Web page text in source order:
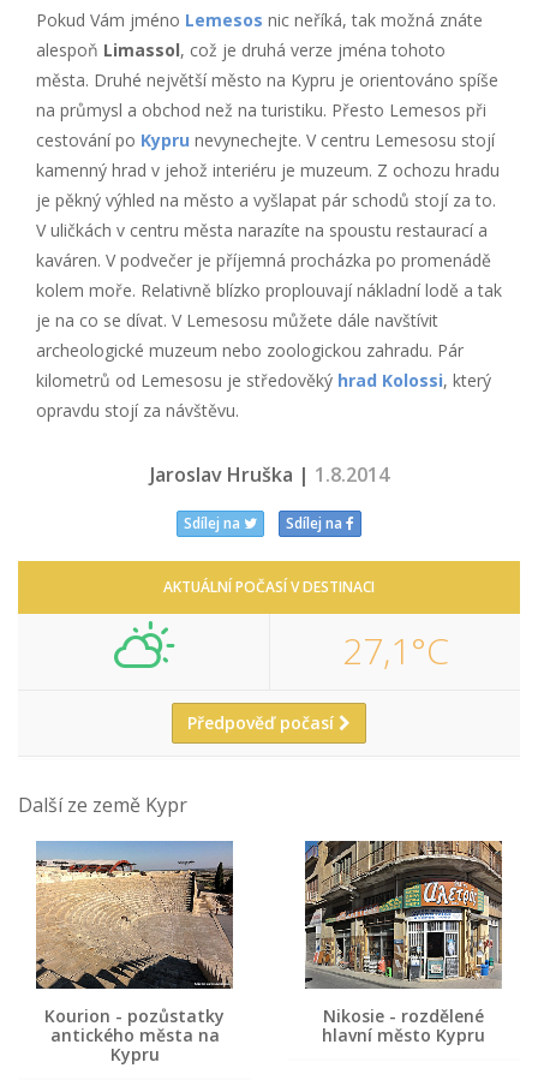
Pokud Vám jméno Lemesos nic neříká, tak možná znáte
alespoň Limassol, což je druhá verze jména tohoto
města. Druhé největší město na Kypru je orientováno spíše
na průmysl a obchod než na turistiku. Přesto Lemesos při
cestování po Kypru nevynechejte. V centru Lemesosu stojí
kamenný hrad v jehož interiéru je muzeum. Z ochozu hradu
je pěkný výhled na město a vyšlapat pár schodů stojí za to.
V uličkách v centru města narazíte na spoustu restaurací a
kaváren. V podvečer je příjemná procházka po promenádě
kolem moře. Relativně blízko proplouvají nákladní lodě a tak
je na co se dívat. V Lemesosu můžete dále navštívit
archeologické muzeum nebo zoologickou zahradu. Pár
kilometrů od Lemesosu je středověký hrad Kolossi, který
opravdu stojí za návštěvu.
Jaroslav Hruška | 1.8.2014
Sdílej na Sdílej na
AKTUÁLNÍ POČASÍ V DESTINACI
27,1°C
Předpověď počasí
Další ze země Kypr
Kourion - pozůstatky
antického města na
Kypru
Nikosie - rozdělené
hlavní město Kypru